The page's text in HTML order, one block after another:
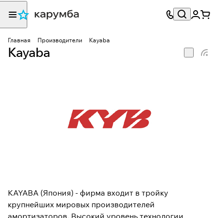
Главная Производители Kayaba
Kayaba
KAYABA (Япония) - фирма входит в тройку
крупнейших мировых производителей
амортизаторов. Высокий уровень технологии